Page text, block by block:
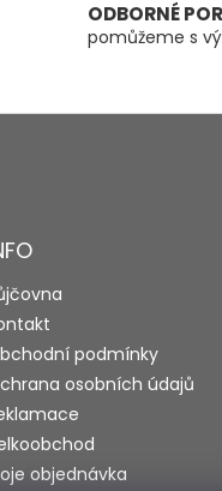
ODBORNÉ
pomůžeme s
podmínky
osobních údajů
objednávka